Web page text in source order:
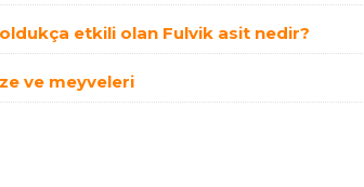
etkili olan Fulvik asit nedir?
ve meyveleri